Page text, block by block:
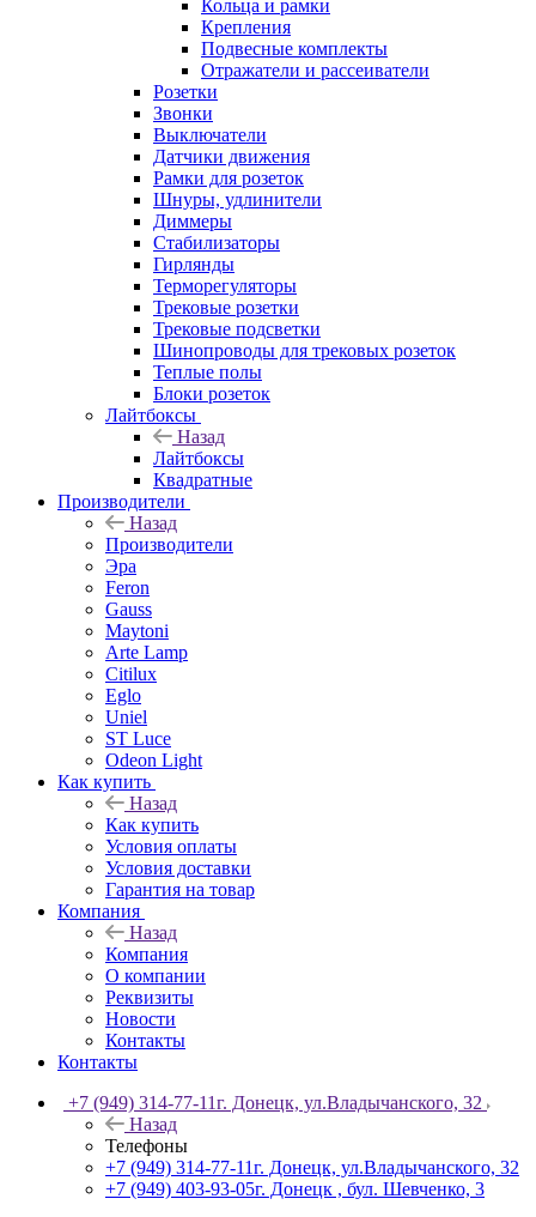
Кольца и рамки
Крепления
Подвесные комплекты
Отражатели и рассеиватели
Розетки
Звонки
Выключатели
Датчики движения
Рамки для розеток
Шнуры, удлинители
Диммеры
Стабилизаторы
Гирлянды
Терморегуляторы
Трековые розетки
Трековые подсветки
Шинопроводы для трековых розеток
Теплые полы
Блоки розеток
Лайтбоксы
Назад
Лайтбоксы
Квадратные
Производители
Назад
Производители
Эра
Feron
Gauss
Maytoni
Arte Lamp
Citilux
Eglo
Uniel
ST Luce
Odeon Light
Как купить
Назад
Как купить
Условия оплаты
Условия доставки
Гарантия на товар
Компания
Назад
Компания
О компании
Реквизиты
Новости
Контакты
Контакты
+7 (949) 314-77-11г. Донецк, ул.Владычанского, 32
Назад
Телефоны
+7 (949) 314-77-11г. Донецк, ул.Владычанского, 32
+7 (949) 403-93-05г. Донецк , бул. Шевченко, 3